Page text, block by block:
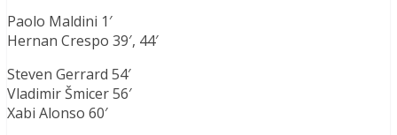
Paolo Maldini 1′
Hernan Crespo 39′, 44′
Steven Gerrard 54′
Vladimir Šmicer 56′
Xabi Alonso 60′